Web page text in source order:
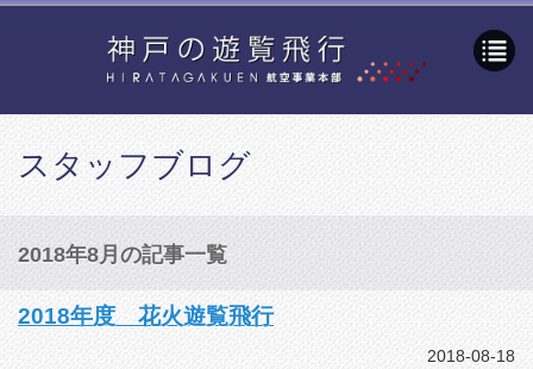
スタッフブログ
2018年8月の記事一覧
2018年度 花火遊覧飛行
2018-08-18